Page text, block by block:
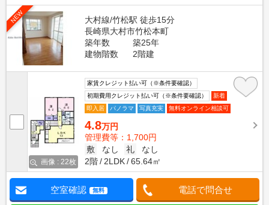
NEW
大村線/竹松駅 徒歩15分
長崎県大村市竹松本町
築年数
築25年
建物階数
2階建
画像 : 22枚
家賃クレジット払い可（※条件要確認）
初期費用クレジット払い可（※条件要確認）
新着
即入居
パノラマ 写真充実 無料オンライン相談可
4.8万円
管理費等：1,700円
敷
なし 礼
なし
2階
2LDK 65.64㎡
空室確認 無料 電話で問合せ